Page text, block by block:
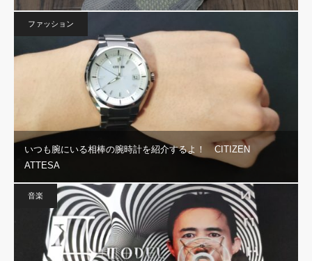
ファッション
いつも腕にいる相棒の腕時計を紹介するよ！ CITIZEN
ATTESA
音楽